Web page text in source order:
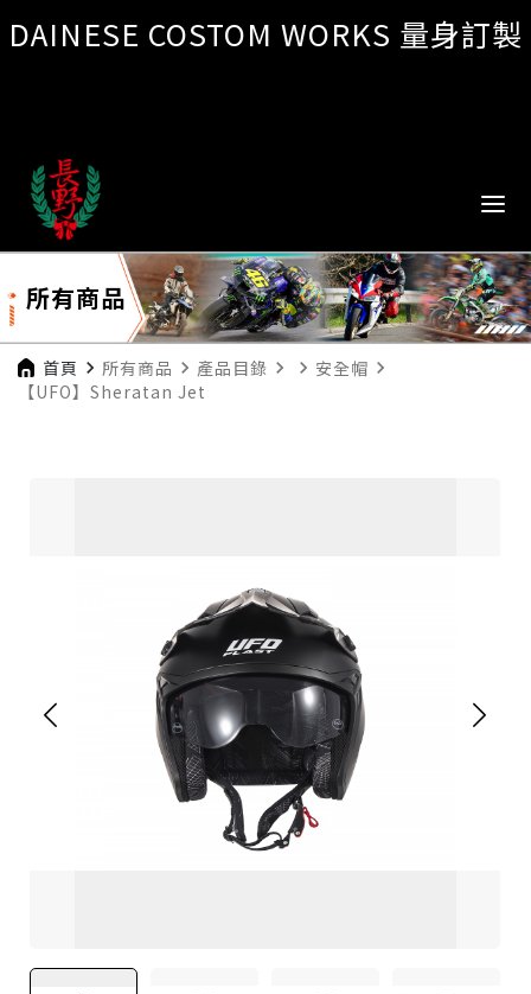
DAINESE COSTOM WORKS 量身訂製
所有商品
首頁 navigate_next 所有商品 navigate_next 產品目錄 navigate_next navigate_next 安全帽 navigate_next
【UFO】Sheratan Jet